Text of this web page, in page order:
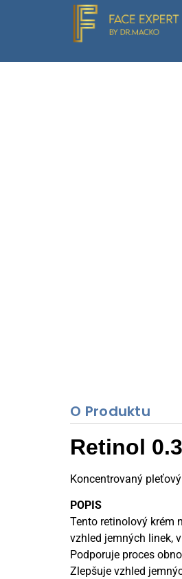
O Produktu
Retinol 0.3
Koncentrovaný
POPIS
Tento retinolový krém
vzhled jemných linek,
Podporuje proces
Zlepšuje vzhled